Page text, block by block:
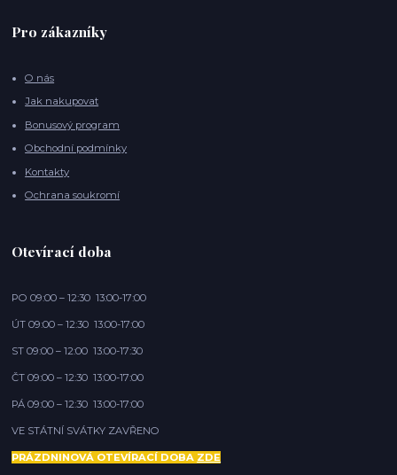
Pro zákazníky
O nás
Jak nakupovat
Bonusový program
Obchodní podmínky
Kontakty
Ochrana soukromí
Otevírací doba
PO 09:00 – 12:30 13:00-17:00
ÚT 09:00 – 12:30 13:00-17:00
ST 09:00 – 12:00 13:00-17:30
ČT 09:00 – 12:30 13:00-17:00
PÁ 09:00 – 12:30 13:00-17:00
VE STÁTNÍ SVÁTKY ZAVŘENO
PRÁZDNINOVÁ OTEVÍRACÍ DOBA ZDE